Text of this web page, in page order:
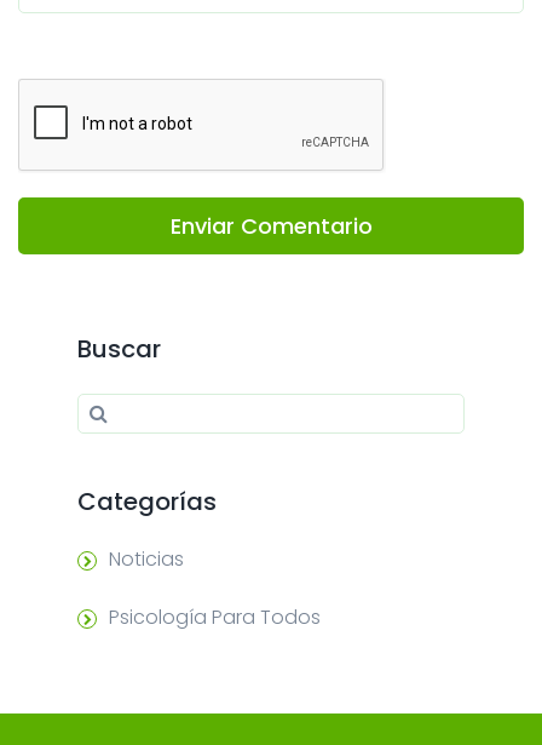
Enviar Comentario
Buscar
Search for:
Categorías
Noticias
Psicología Para Todos